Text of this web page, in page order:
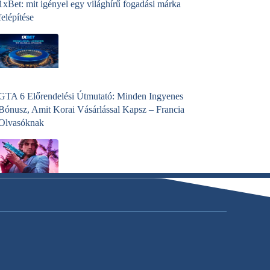
mit igényel egy világhírű fogadási márka
6 Előrendelési Útmutató: Minden Ingyenes
Amit Korai Vásárlással Kapsz – Francia